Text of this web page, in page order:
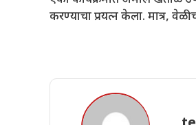
करण्याचा प्रयत्न केला. मात्र,